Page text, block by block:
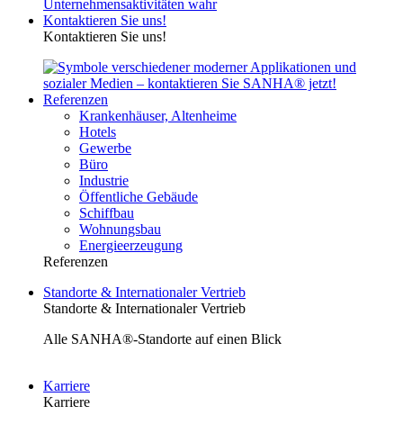
Kontaktieren Sie uns!
Kontaktieren Sie uns!
Referenzen
Krankenhäuser, Altenheime
Hotels
Gewerbe
Büro
Industrie
Öffentliche Gebäude
Schiffbau
Wohnungsbau
Energieerzeugung
Referenzen
Standorte & Internationaler Vertrieb
Standorte & Internationaler Vertrieb
Alle SANHA®-Standorte auf einen Blick
Karriere
Karriere